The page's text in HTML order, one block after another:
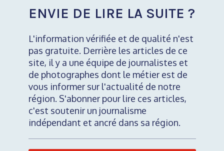
ENVIE DE LIRE LA SUITE ?
L'information vérifiée et de qualité n'est
pas gratuite. Derrière les articles de ce
site, il y a une équipe de journalistes et
de photographes dont le métier est de
vous informer sur l'actualité de notre
région. S'abonner pour lire ces articles,
c'est soutenir un journalisme
indépendant et ancré dans sa région.